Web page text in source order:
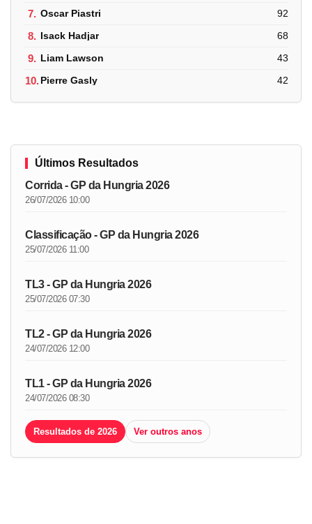
7. Oscar Piastri 92
8. Isack Hadjar 68
9. Liam Lawson 43
10.Pierre Gasly 42
Últimos Resultados
Corrida - GP da Hungria 2026
26/07/2026 10:00
Classificação - GP da Hungria 2026
25/07/2026 11:00
TL3 - GP da Hungria 2026
25/07/2026 07:30
TL2 - GP da Hungria 2026
24/07/2026 12:00
TL1 - GP da Hungria 2026
24/07/2026 08:30
Resultados de 2026 Ver outros anos